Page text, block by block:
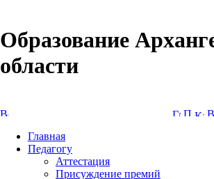
Образование
области
Главная
Педагогу
Аттестация
Присуждение премий